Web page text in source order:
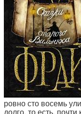
ровно сто восемь
долго, то есть,